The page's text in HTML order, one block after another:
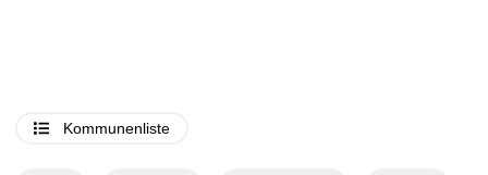
Kommunenliste